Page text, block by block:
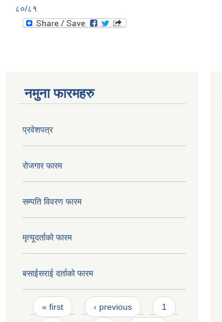
८०/८१
नमुना फारमहरु
प्रवेशपत्र
रोजगार फारम
सम्पति विवरण फारम
मृत्यूदर्ताको फारम
बसाईसराई दर्ताको फारम
Pages
« first ‹ previous 1